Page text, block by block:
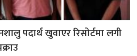
पदार्थ खुवाएर रिसोर्टमा लगी